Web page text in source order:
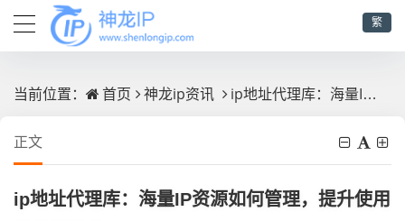
繁
当前位置： 首页 神龙ip资讯 ip地址代理库：海量IP资源如何管理，提升使用效率的技巧
正文
ip地址代理库：海量IP资源如何管理，提升使用